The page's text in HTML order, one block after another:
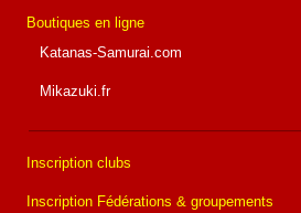
Boutiques en ligne
Katanas-Samurai.com
Mikazuki.fr
Inscription clubs
Inscription Fédérations & groupements